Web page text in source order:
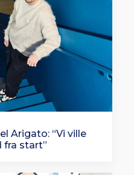
Arigato: “Vi ville
start”